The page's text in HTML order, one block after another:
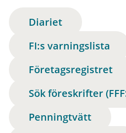
Diariet
FI:s varningslista
Företagsregistret
Sök föreskrifter
Penningtvätt